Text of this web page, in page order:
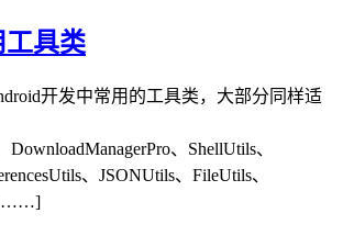
具类
开发中常用的工具类，大部分同样适
、ShellUtils、
、JSONUtils、FileUtils、